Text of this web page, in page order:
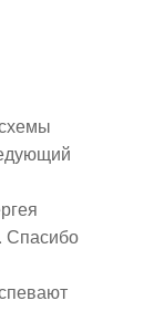
Спасибо